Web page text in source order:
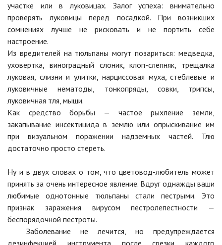
участке или в луковицах. Залог успеха: внимательно
проверять луковицы перед посадкой. При возникших
сомнениях лучше не рисковать и не портить себе
настроение.
Из вредителей на тюльпаны могут позариться: медведка,
уховертка, виноградный слоник, клоп-слепняк, трещалка
луковая, слизни и улитки, нарциссовая муха, стеблевые и
луковичные нематоды, тонкопряды, совки, трипсы,
луковичная тля, мыши.
Как средство борьбы — частое рыхление земли,
закапывание инсектицида в землю или опрыскивание им
при визуальном поражении надземных частей. Тлю
достаточно просто стереть.
Ну и в двух словах о том, что цветовод-любитель может
принять за очень интересное явление. Вдруг однажды ваши
любимые однотонные тюльпаны стали пестрыми. Это
признак заражения вирусом пестролепестности —
беспорядочной пестроты.
Заболевание не лечится, но предупреждается